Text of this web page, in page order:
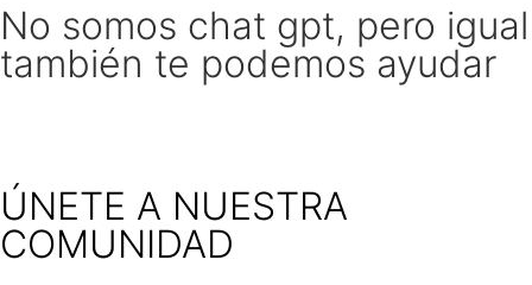
No somos chat gpt, pero igual
también te podemos ayudar
ÚNETE A NUESTRA
COMUNIDAD